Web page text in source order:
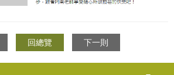
回總覽 下一則